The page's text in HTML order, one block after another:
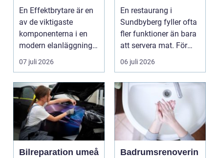
En Effektbrytare är en
av de viktigaste
komponenterna i en
modern elanläggning.
Den skyddar
människo...
07 juli 2026
vardagsrum
En restaurang i
Sundbyberg fyller ofta
fler funktioner än bara
att servera mat. För
många blir den s...
06 juli 2026
Bilreparation umeå
Badrumsrenoverin